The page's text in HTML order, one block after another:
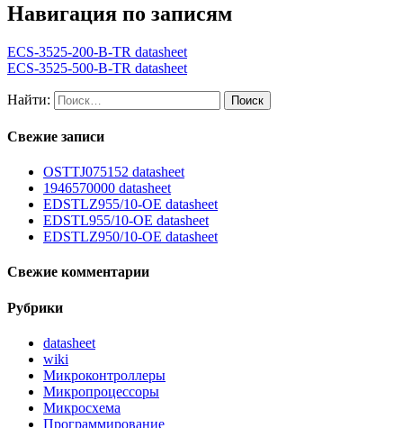
Навигация по записям
ECS-3525-200-B-TR datasheet
ECS-3525-500-B-TR datasheet
Найти:
Свежие записи
OSTTJ075152 datasheet
1946570000 datasheet
EDSTLZ955/10-OE datasheet
EDSTL955/10-OE datasheet
EDSTLZ950/10-OE datasheet
Свежие комментарии
Рубрики
datasheet
wiki
Микроконтроллеры
Микропроцессоры
Микросхема
Программирование